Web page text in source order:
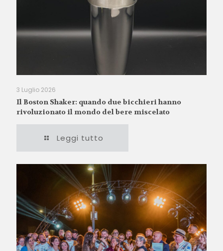
3 Luglio 2026
Il Boston Shaker: quando due bicchieri hanno
rivoluzionato il mondo del bere miscelato
Leggi tutto